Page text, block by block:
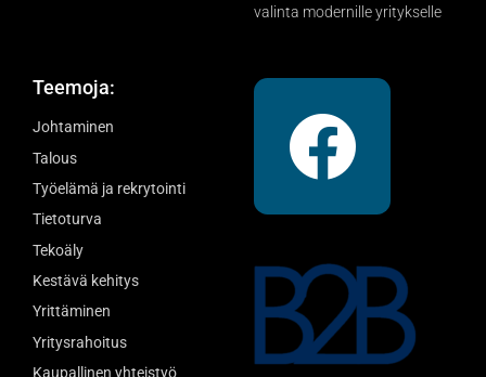
valinta modernille yritykselle
Teemoja:
Johtaminen
Talous
Työelämä ja rekrytointi
Tietoturva
Tekoäly
Kestävä kehitys
Yrittäminen
Yritysrahoitus
Kaupallinen yhteistyö